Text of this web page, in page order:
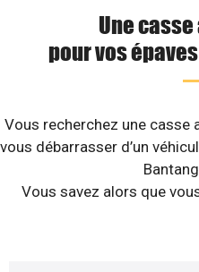
Une
pour vos
Vous recherchez une casse
vous débarrasser d’un
Vous savez alors que